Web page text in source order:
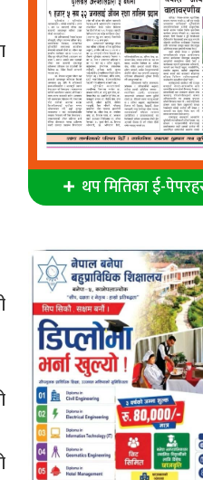
थप मितिका ई-